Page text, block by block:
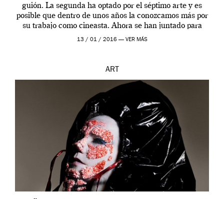
guión. La segunda ha optado por el séptimo arte y es
posible que dentro de unos años la conozcamos más por
su trabajo como cineasta. Ahora se han juntado para
contarnos una […]
13 / 01 / 2016 — VER MÁS
ART